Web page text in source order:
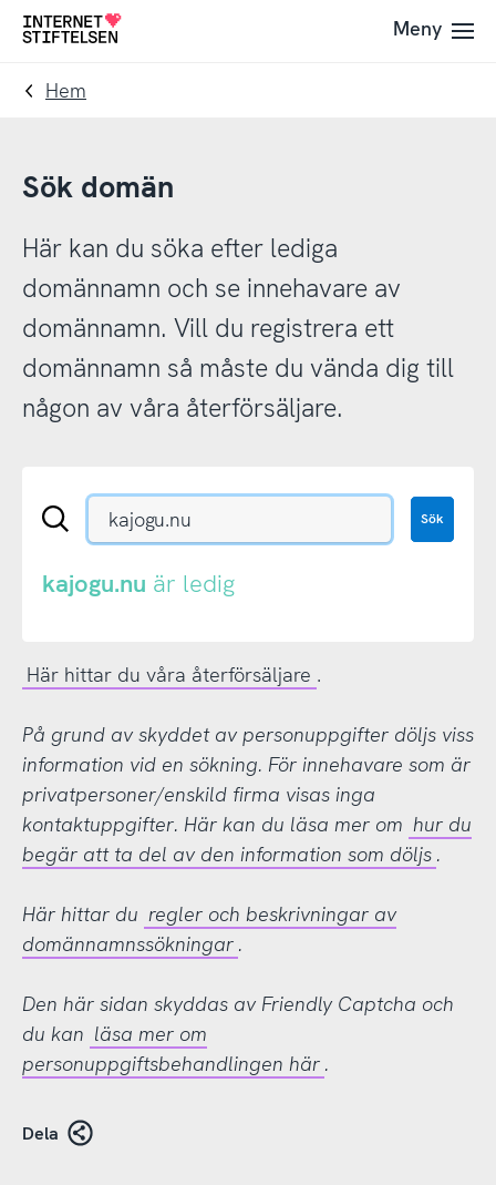
Till
navigering
Till
innehåll
Till
Meny
Hem
Sök domän
Här kan du söka efter lediga
domännamn och se innehavare av
domännamn. Vill du registrera ett
domännamn så måste du vända dig till
någon av våra återförsäljare.
Sök
eller
.nu-
Sök
kajogu.nu är ledig
Här hittar du våra återförsäljare .
På grund av skyddet av personuppgifter döljs viss
information vid en sökning. För innehavare som är
privatpersoner/enskild firma visas inga
kontaktuppgifter. Här kan du läsa mer om hur du
begär att ta del av den information som döljs .
Här hittar du regler och beskrivningar av
domännamnssökningar .
Den här sidan skyddas av Friendly Captcha och
du kan läsa mer om
personuppgiftsbehandlingen här .
Dela